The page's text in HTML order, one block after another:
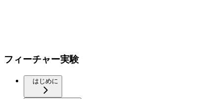
フィーチャー実験
はじめに